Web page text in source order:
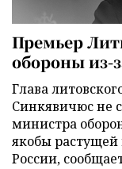
Премьер
обороны из-
Глава
Синкявичюс не
министра
якобы растущей
России,